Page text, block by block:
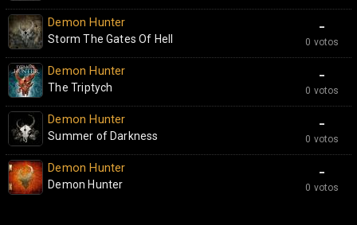
-
0 votos
Demon Hunter
Storm The Gates Of Hell
-
0 votos
Demon Hunter
The Triptych
-
0 votos
Demon Hunter
Summer of Darkness
-
0 votos
Demon Hunter
Demon Hunter